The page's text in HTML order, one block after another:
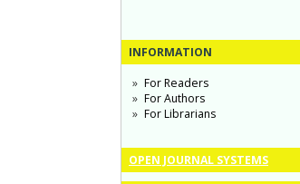
INFORMATION
For Readers
For Authors
For Librarians
OPEN JOURNAL SYSTEMS